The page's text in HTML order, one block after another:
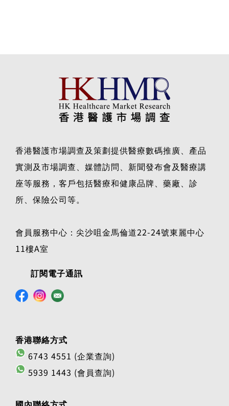
香港醫護市場調查及策劃提供醫療數碼推廣、產品
實測及市場調查、媒體訪問、新聞發布會及醫療講
座等服務，客戶包括醫療和健康品牌、藥廠、診
所、保險公司等。
會員服務中心：尖沙咀金馬倫道22-24號東麗中心
11樓A室
訂閱電子通訊
香港聯絡方式
6743 4551 (企業查詢)
5939 1443 (會員查詢)